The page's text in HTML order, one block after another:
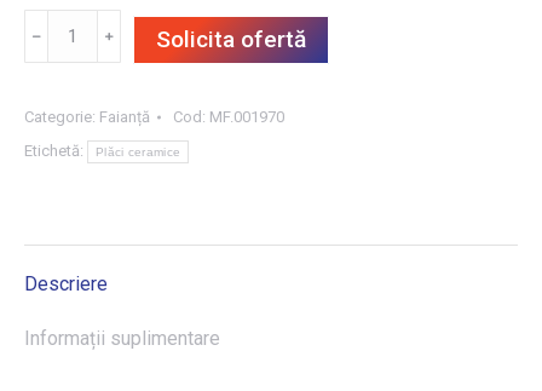
BLACK
25X75,
﹣ ﹢ Solicita ofertă
Categorie: Faianță Cod: MF.001970
Etichetă:
Plăci ceramice
Descriere
Informații suplimentare